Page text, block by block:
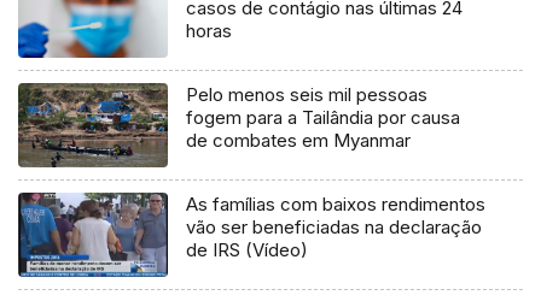
casos de contágio nas últimas 24
horas
Pelo menos seis mil pessoas
fogem para a Tailândia por causa
de combates em Myanmar
As famílias com baixos rendimentos
vão ser beneficiadas na declaração
de IRS (Vídeo)